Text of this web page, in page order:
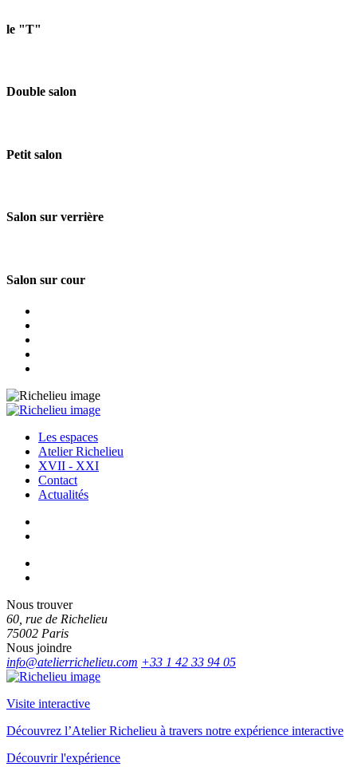
le "T"
Double salon
Petit salon
Salon sur verrière
Salon sur cour
Les espaces
Atelier Richelieu
XVII - XXI
Contact
Actualités
Nous trouver
60, rue de Richelieu
75002 Paris
Nous joindre
info@atelierrichelieu.com +33 1 42 33 94 05
Visite interactive
Découvrez l’Atelier Richelieu à travers notre expérience interactive
Découvrir l'expérience